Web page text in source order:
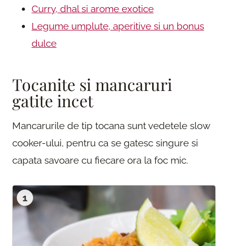
Curry, dhal si arome exotice
Legume umplute, aperitive si un bonus
dulce
Tocanite si mancaruri
gatite incet
Mancarurile de tip tocana sunt vedetele slow
cooker-ului, pentru ca se gatesc singure si
capata savoare cu fiecare ora la foc mic.
1